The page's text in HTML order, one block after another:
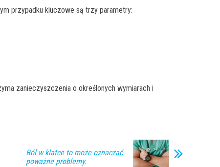
przypadku kluczowe są trzy parametry:
zanieczyszczenia o określonych wymiarach i
Ból w klatce to może oznaczać
poważne problemy.